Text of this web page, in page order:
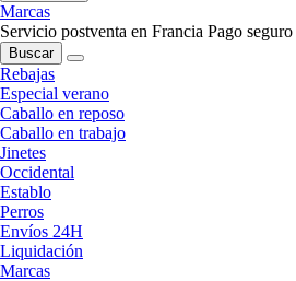
Marcas
Servicio postventa en Francia Pago seguro
Buscar
Rebajas
Especial verano
Caballo en reposo
Caballo en trabajo
Jinetes
Occidental
Establo
Perros
Envíos 24H
Liquidación
Marcas